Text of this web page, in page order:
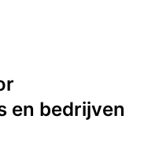
en bedrijven